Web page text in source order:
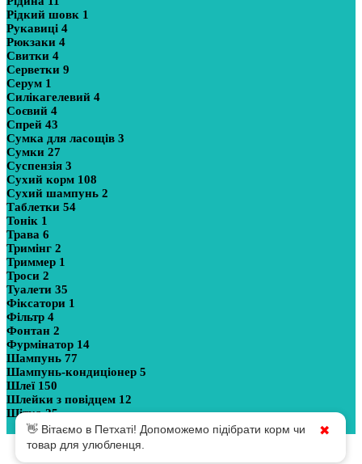
Рідкий шовк 1
Рукавиці 4
Рюкзаки 4
Свитки 4
Серветки 9
Серум 1
Силікагелевий 4
Соєвий 4
Спрей 43
Сумка для ласощів 3
Сумки 27
Суспензія 3
Сухий корм 108
Сухий шампунь 2
Таблетки 54
Тонік 1
Трава 6
Тримінг 2
Триммер 1
Троси 2
Туалети 35
Фіксатори 1
Фільтр 4
Фонтан 2
Фурмінатор 14
Шампунь 77
Шампунь-кондиціонер 5
Шлеї 150
Шлейки з повідцем 12
Щітка25
Показати більше
👋 Вітаємо в Петхаті! Допоможемо підібрати корм чи
товар для улюбленця.
✖